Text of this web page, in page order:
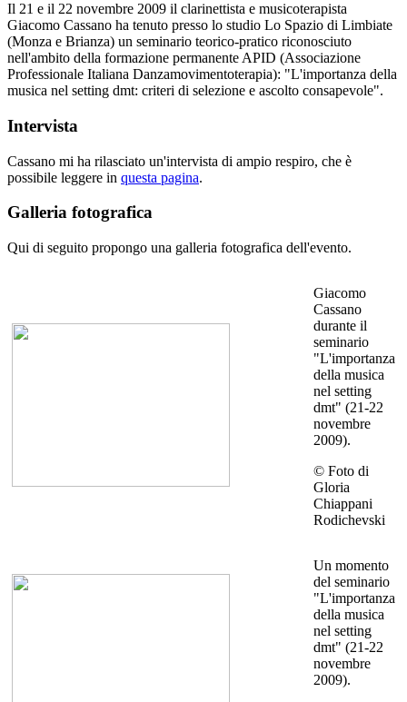
Il 21 e il 22 novembre 2009 il clarinettista e musicoterapista
Giacomo Cassano ha tenuto presso lo studio Lo Spazio di Limbiate
(Monza e Brianza) un seminario teorico-pratico riconosciuto
nell'ambito della formazione permanente APID (Associazione
Professionale Italiana Danzamovimentoterapia): "L'importanza della
musica nel setting dmt: criteri di selezione e ascolto consapevole".
Intervista
Cassano mi ha rilasciato un'intervista di ampio respiro, che è
possibile leggere in questa pagina.
Galleria fotografica
Qui di seguito propongo una galleria fotografica dell'evento.
Giacomo
Cassano
durante il
seminario
"L'importanza
della musica
nel setting
dmt" (21-22
novembre
2009).
© Foto di
Gloria
Chiappani
Rodichevski
Un momento
del seminario
"L'importanza
della musica
nel setting
dmt" (21-22
novembre
2009).